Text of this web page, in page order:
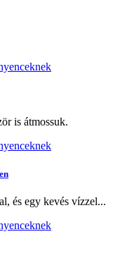
is átmossuk.
és egy kevés vízzel...